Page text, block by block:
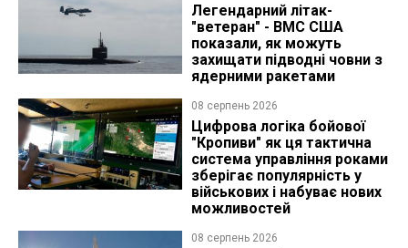
Легендарний літак-
"ветеран" - ВМС США
показали, як можуть
захищати підводні човни з
ядерними ракетами
08 серпень 2026
Цифрова логіка бойової
"Кропиви" як ця тактична
система управління роками
зберігає популярність у
військових і набуває нових
можливостей
08 серпень 2026